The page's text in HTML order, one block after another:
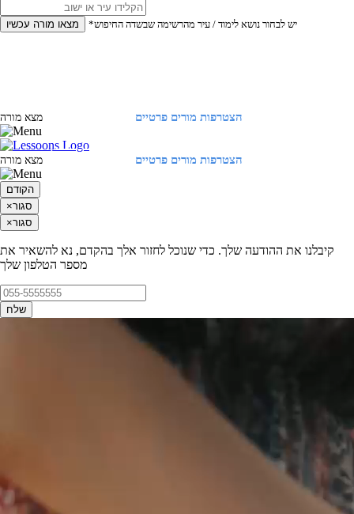
מצאו מורה עכשיו *יש לבחור נושא לימוד / עיר מהרשימה שבשדה החיפוש
הצטרפות מורים פרטיים מצא מורה
הצטרפות מורים פרטיים מצא מורה
הקודם
×סגור
×סגור
קיבלנו את ההודעה שלך. כדי שנוכל לחזור אלך בהקדם, נא להשאיר את
מספר הטלפון שלך
שלח